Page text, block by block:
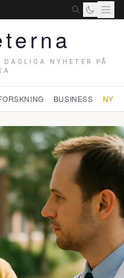
NYHETER PÅ
BUSINESS